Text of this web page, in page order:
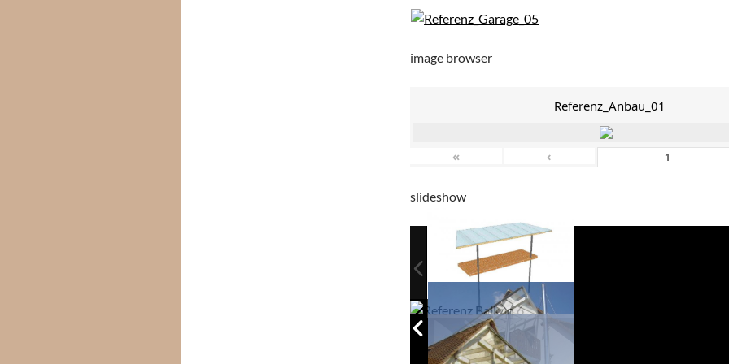
image browser
Referenz_Anbau_01
« ‹
slideshow